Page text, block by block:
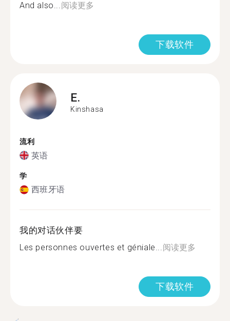
And also...阅读更多
下载软件
E.
Kinshasa
流利
英语
学
西班牙语
我的对话伙伴要
Les personnes ouvertes et géniale...阅读更多
下载软件